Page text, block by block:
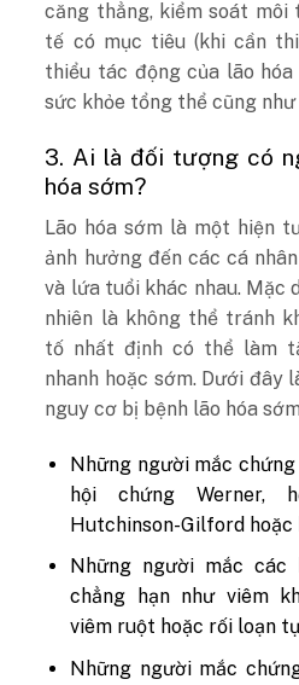
căng thẳng, kiểm soát
tế có mục tiêu (khi cần
thiểu tác động của lão
sức khỏe tổng thể cũng
3. Ai là đối tượng có
hóa sớm?
Lão hóa sớm là một hiện
ảnh hưởng đến các cá
và lứa tuổi khác nhau. Mặc
nhiên là không thể tránh
tố nhất định có thể làm
nhanh hoặc sớm. Dưới đây
nguy cơ bị bệnh lão hóa
Những người mắc
hội chứng Werner,
Hutchinson-Gilford hoặc
Những người mắc các
chẳng hạn như viêm
viêm ruột hoặc rối loạn
Những người mắc